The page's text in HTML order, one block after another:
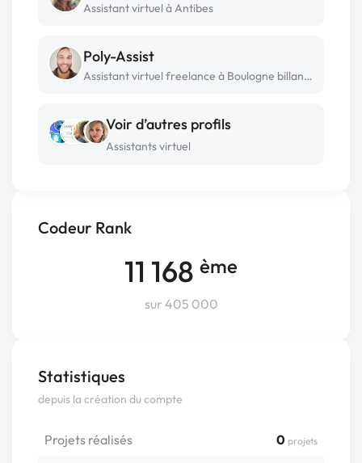
Codeur Rank
11 168 ème
sur 405 000
Statistiques
depuis la création du compte
Projets réalisés 0 projets
Assistant virtuel à Antibes
Poly-Assist
Assistant virtuel freelance à Boulogne billancourt
Voir d’autres profils
Assistants virtuel